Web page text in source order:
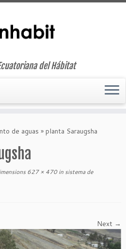
del Hábitat
de aguas » planta Saraugsha
627 × 470in sistema de
Next →